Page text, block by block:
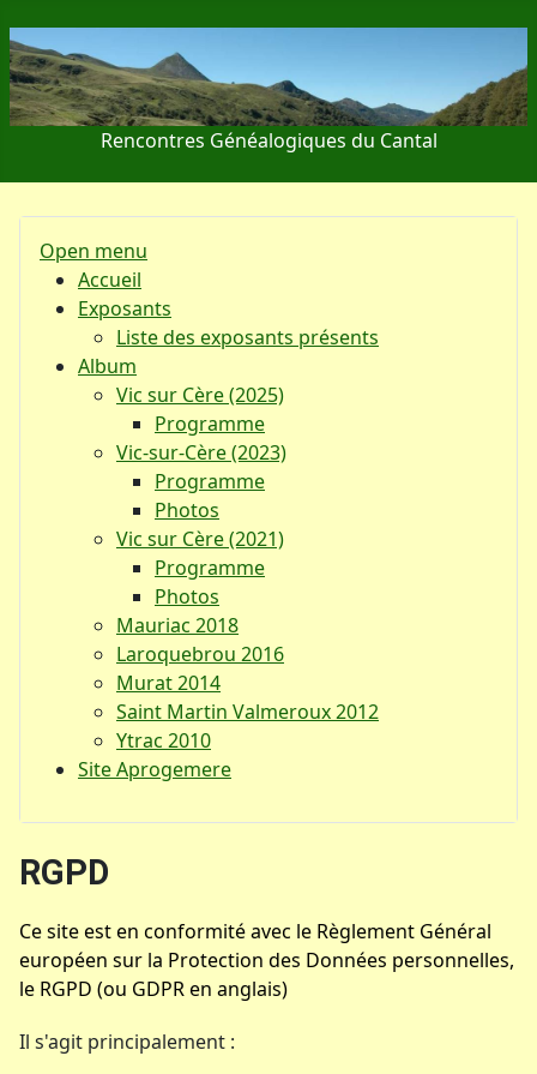
Rencontres Généalogiques du Cantal
Open menu
Accueil
Exposants
Liste des exposants présents
Album
Vic sur Cère (2025)
Programme
Vic-sur-Cère (2023)
Programme
Photos
Vic sur Cère (2021)
Programme
Photos
Mauriac 2018
Laroquebrou 2016
Murat 2014
Saint Martin Valmeroux 2012
Ytrac 2010
Site Aprogemere
RGPD
Ce site est en conformité avec le Règlement Général
européen sur la Protection des Données personnelles,
le RGPD (ou GDPR en anglais)
Il s'agit principalement :